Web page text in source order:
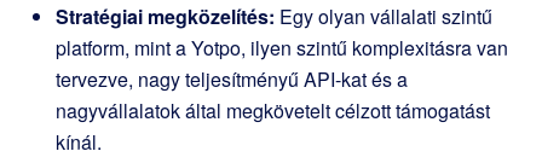
Stratégiai megközelítés: Egy olyan vállalati szintű
platform, mint a Yotpo, ilyen szintű komplexitásra van
tervezve, nagy teljesítményű API-kat és a
nagyvállalatok által megkövetelt célzott támogatást
kínál.